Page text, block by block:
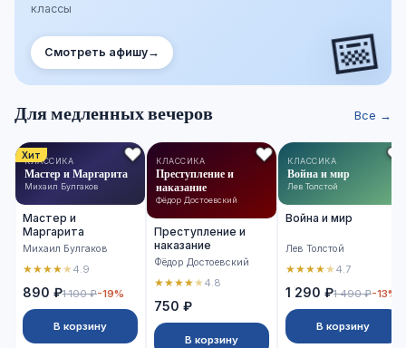
классы
Смотреть афишу→ 📅
Для медленных вечеров Все →
Хит
КЛАССИКА
Мастер и Маргарита
Михаил Булгаков
Мастер и
Маргарита
Михаил Булгаков
★★★★★4.9
890 ₽1 100 ₽-19%
В корзину
КЛАССИКА
Преступление и
наказание
Фёдор Достоевский
Преступление и
наказание
Фёдор Достоевский
★★★★★4.8
750 ₽
В корзину
КЛАССИКА
Война и мир
Лев Толстой
Война и мир
Лев Толстой
★★★★★4.7
1 290 ₽1 490 ₽-13%
В корзину